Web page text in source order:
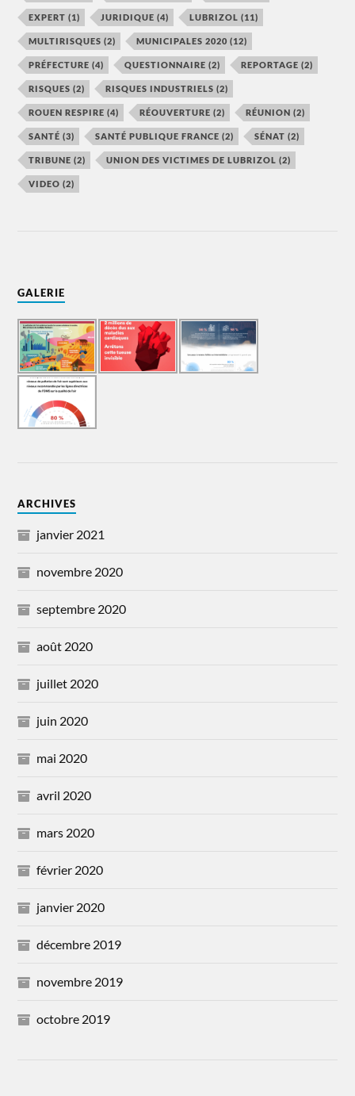
EXPERT (1) JURIDIQUE (4) LUBRIZOL (11)
MULTIRISQUES (2) MUNICIPALES 2020 (12)
PRÉFECTURE (4) QUESTIONNAIRE (2) REPORTAGE (2)
RISQUES (2) RISQUES INDUSTRIELS (2)
ROUEN RESPIRE (4) RÉOUVERTURE (2) RÉUNION (2)
SANTÉ (3) SANTÉ PUBLIQUE FRANCE (2) SÉNAT (2)
TRIBUNE (2) UNION DES VICTIMES DE LUBRIZOL (2)
VIDEO (2)
GALERIE
ARCHIVES
janvier 2021
novembre 2020
septembre 2020
août 2020
juillet 2020
juin 2020
mai 2020
avril 2020
mars 2020
février 2020
janvier 2020
décembre 2019
novembre 2019
octobre 2019